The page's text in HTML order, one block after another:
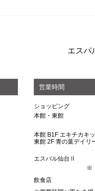
エス
営業時間
ショッピング
本館・東館
本館 B1F エキチカキ
東館 2F 青の葉デイリ
エスパル仙台Ⅱ
※
飲食店